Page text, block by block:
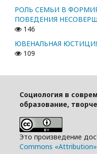
РОЛЬ СЕМЬИ В
ПОВЕДЕНИЯ
146
ЮВЕНАЛЬНАЯ
109
Социология в
образование,
Это произведение
Commons